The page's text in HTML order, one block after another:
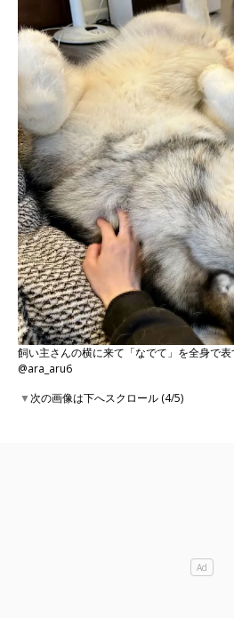
飼い主さんの横に来て「なでて」を全身で表
@ara_aru6
▼次の画像は下へスクロール (4/5)